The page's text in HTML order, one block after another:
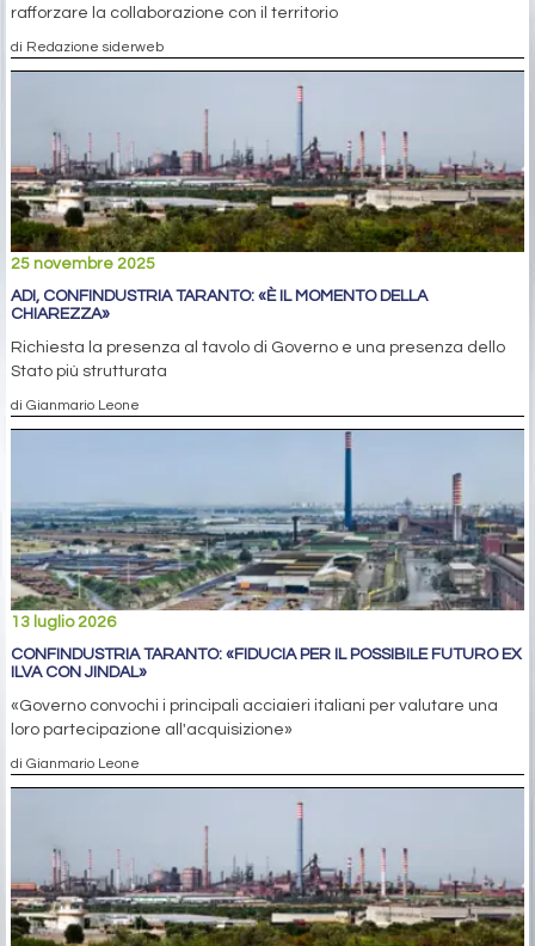
rafforzare la collaborazione con il territorio
di Redazione siderweb
25 novembre 2025
ADI, CONFINDUSTRIA TARANTO: «È IL MOMENTO DELLA
CHIAREZZA»
Richiesta la presenza al tavolo di Governo e una presenza dello
Stato più strutturata
di Gianmario Leone
13 luglio 2026
CONFINDUSTRIA TARANTO: «FIDUCIA PER IL POSSIBILE FUTURO EX
ILVA CON JINDAL»
«Governo convochi i principali acciaieri italiani per valutare una
loro partecipazione all'acquisizione»
di Gianmario Leone